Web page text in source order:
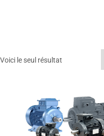
Voici le seul résultat